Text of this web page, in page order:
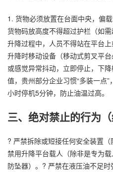
1. 货物必须放置在台面中央，偏
货物码放高度不得超过护栏（如
升降过程中，人员不得站在平台
升降时移动设备（移动式剪叉平
或感觉异常抖动，立即停止，下
值，贵州部分企业习惯“多装一点
小时停机5分钟，防止油温过高。
三、绝对禁止的行为（
? 严禁拆除或短接任何安全装置
禁用升降平台载人（除非是专为
防坠器）。? 严禁在液压油不足